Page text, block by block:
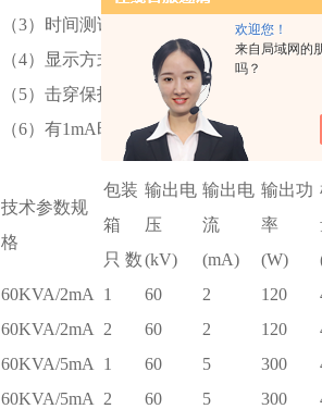
欢迎您！
来自局域网的
吗？
（3）时间测试：1min
（4）显示方式：数字显示
（5）击穿保护
（6）有1mA时75%直流电压
技术参数规
格
包装
箱
输出电
压
输出电
流
输出功
率
只 数(kV) (mA) (W)
60KVA/2mA
1 60 2 120
60KVA/2mA
2 60 2 120
60KVA/5mA
1 60 5 300
60KVA/5mA
2 60 5 300